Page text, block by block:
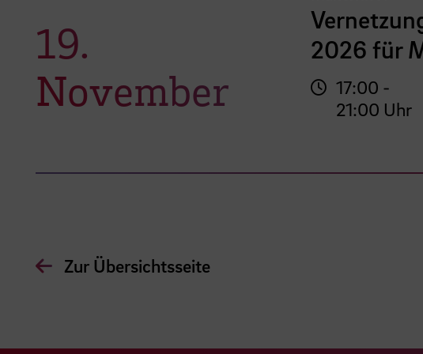
19.
November
2026 für
17:00 -
21:00 Uhr
Zur Übersichtsseite